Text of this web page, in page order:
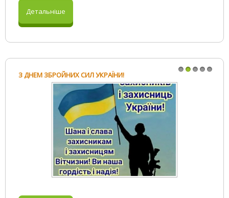
Детальніше
З ДНЕМ ЗБРОЙНИХ СИЛ УКРАЇНИ!